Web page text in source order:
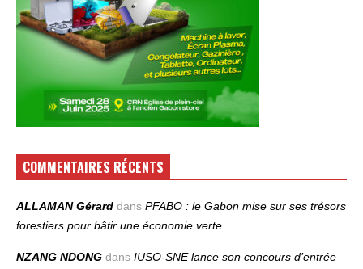
COMMENTAIRES RÉCENTS
ALLAMAN Gérard dans PFABO : le Gabon mise sur ses trésors
forestiers pour bâtir une économie verte
NZANG NDONG dans IUSO‑SNE lance son concours d’entrée